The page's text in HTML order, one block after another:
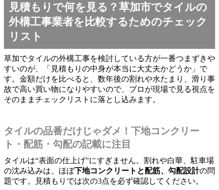
見積もりで何を見る？草加市でタイルの
外構工事業者を比較するためのチェック
リスト
草加でタイルの外構工事を検討している方が一番つまずきや
すいのが、「見積もりの中身が本当に大丈夫かどうか」で
す。金額だけを比べると、数年後の割れや水たまり、滑り事
故で高い買い物になりやすいので、プロが現場で見る視点を
そのままチェックリストに落とし込みます。
タイルの品番だけじゃダメ！下地コンクリー
ト・配筋・勾配の記載に注目
タイルは“表面の仕上げ”にすぎません。割れや白華、駐車場
の沈み込みは、ほぼ下地コンクリートと配筋、勾配設計の問
題です。見積もりでは次の3点を必ず確認してください。